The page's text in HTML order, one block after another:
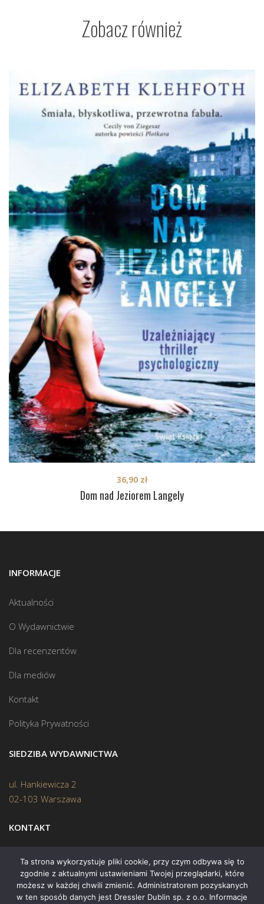
Zobacz również
Dom nad Jeziorem Langely
36,90 zł
INFORMACJE
Aktualności
O Wydawnictwie
Dla recenzentów
Dla mediów
Kontakt
Polityka Prywatności
SIEDZIBA WYDAWNICTWA
ul. Hankiewicza 2
02-103 Warszawa
KONTAKT
Biuro:(22) 45 70 402
Mail:biuro@swiatksiazki.pl
Ta strona wykorzystuje pliki cookie, przy czym odbywa się to
zgodnie z aktualnymi ustawieniami Twojej przeglądarki, które
możesz w każdej chwili zmienić. Administratorem pozyskanych
w ten sposób danych jest Dressler Dublin sp. z o.o. Informacje